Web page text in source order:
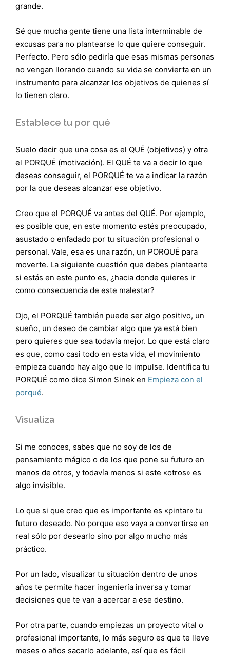
grande.
Sé que mucha gente tiene una lista interminable de
excusas para no plantearse lo que quiere conseguir.
Perfecto. Pero sólo pediría que esas mismas personas
no vengan llorando cuando su vida se convierta en un
instrumento para alcanzar los objetivos de quienes sí
lo tienen claro.
Establece tu por qué
Suelo decir que una cosa es el QUÉ (objetivos) y otra
el PORQUÉ (motivación). El QUÉ te va a decir lo que
deseas conseguir, el PORQUÉ te va a indicar la razón
por la que deseas alcanzar ese objetivo.
Creo que el PORQUÉ va antes del QUÉ. Por ejemplo,
es posible que, en este momento estés preocupado,
asustado o enfadado por tu situación profesional o
personal. Vale, esa es una razón, un PORQUÉ para
moverte. La siguiente cuestión que debes plantearte
si estás en este punto es, ¿hacia donde quieres ir
como consecuencia de este malestar?
Ojo, el PORQUÉ también puede ser algo positivo, un
sueño, un deseo de cambiar algo que ya está bien
pero quieres que sea todavía mejor. Lo que está claro
es que, como casi todo en esta vida, el movimiento
empieza cuando hay algo que lo impulse. Identifica tu
PORQUÉ como dice Simon Sinek en Empieza con el
porqué.
Visualiza
Si me conoces, sabes que no soy de los de
pensamiento mágico o de los que pone su futuro en
manos de otros, y todavía menos si este «otros» es
algo invisible.
Lo que si que creo que es importante es «pintar» tu
futuro deseado. No porque eso vaya a convertirse en
real sólo por desearlo sino por algo mucho más
práctico.
Por un lado, visualizar tu situación dentro de unos
años te permite hacer ingeniería inversa y tomar
decisiones que te van a acercar a ese destino.
Por otra parte, cuando empiezas un proyecto vital o
profesional importante, lo más seguro es que te lleve
meses o años sacarlo adelante, así que es fácil